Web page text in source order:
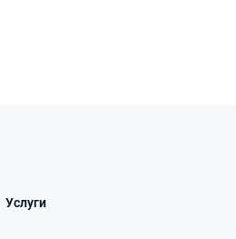
Услуги